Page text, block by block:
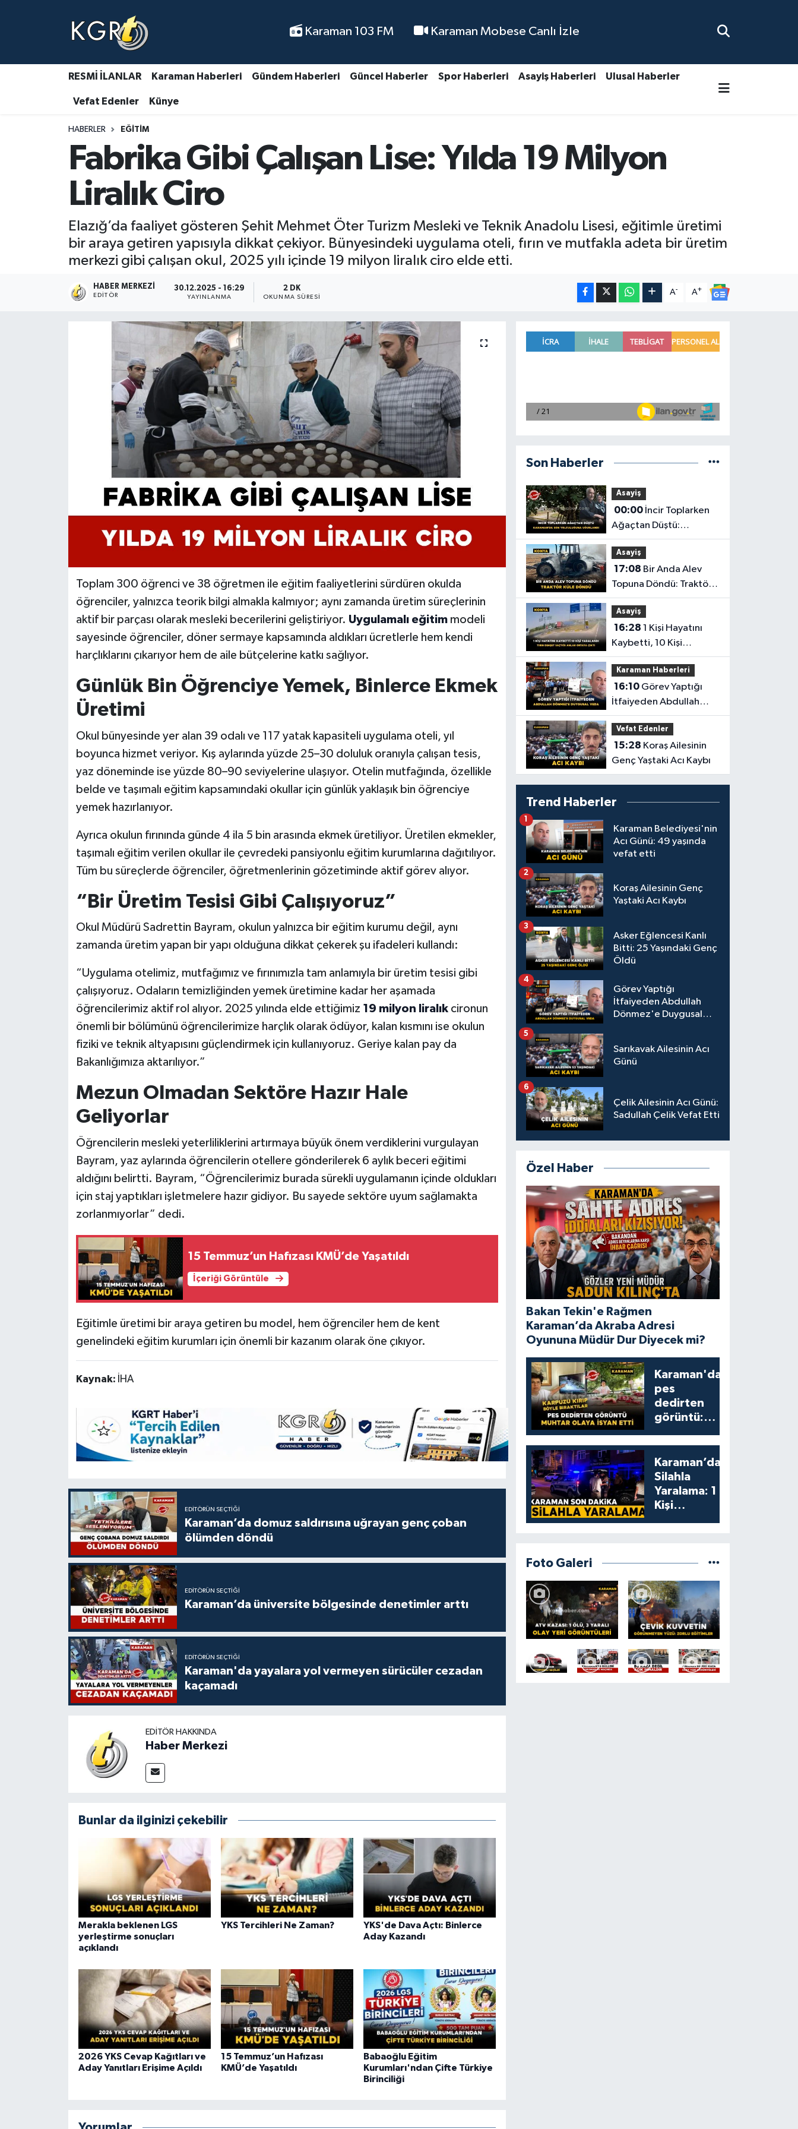
Karaman 103 FM Karaman Mobese Canlı İzle
RESMİ İLANLAR Karaman Haberleri Gündem Haberleri Güncel Haberler Spor Haberleri Asayiş Haberleri Ulusal Haberler
Vefat Edenler Künye
HABERLER EĞITIM
Fabrika Gibi Çalışan Lise: Yılda 19 Milyon
Liralık Ciro
Elazığ’da faaliyet gösteren Şehit Mehmet Öter Turizm Mesleki ve Teknik Anadolu Lisesi, eğitimle üretimi
bir araya getiren yapısıyla dikkat çekiyor. Bünyesindeki uygulama oteli, fırın ve mutfakla adeta bir üretim
merkezi gibi çalışan okul, 2025 yılı içinde 19 milyon liralık ciro elde etti.
HABER MERKEZI
EDITÖR
30.12.2025 - 16:29
YAYINLANMA
2 DK
OKUNMA SÜRESI
A- A+
Toplam 300 öğrenci ve 38 öğretmen ile eğitim faaliyetlerini sürdüren okulda
öğrenciler, yalnızca teorik bilgi almakla kalmıyor; aynı zamanda üretim süreçlerinin
aktif bir parçası olarak mesleki becerilerini geliştiriyor. Uygulamalı eğitimmodeli
sayesinde öğrenciler, döner sermaye kapsamında aldıkları ücretlerle hem kendi
harçlıklarını çıkarıyor hem de aile bütçelerine katkı sağlıyor.
Günlük Bin Öğrenciye Yemek, Binlerce Ekmek
Üretimi
Okul bünyesinde yer alan 39 odalı ve 117 yatak kapasiteli uygulama oteli, yıl
boyunca hizmet veriyor. Kış aylarında yüzde 25–30 doluluk oranıyla çalışan tesis,
yaz döneminde ise yüzde 80–90 seviyelerine ulaşıyor. Otelin mutfağında, özellikle
belde ve taşımalı eğitim kapsamındaki okullar için günlük yaklaşık bin öğrenciye
yemek hazırlanıyor.
Ayrıca okulun fırınında günde 4 ila 5 bin arasında ekmek üretiliyor. Üretilen ekmekler,
taşımalı eğitim verilen okullar ile çevredeki pansiyonlu eğitim kurumlarına dağıtılıyor.
Tüm bu süreçlerde öğrenciler, öğretmenlerinin gözetiminde aktif görev alıyor.
“Bir Üretim Tesisi Gibi Çalışıyoruz”
Okul Müdürü Sadrettin Bayram, okulun yalnızca bir eğitim kurumu değil, aynı
zamanda üretim yapan bir yapı olduğuna dikkat çekerek şu ifadeleri kullandı:
“Uygulama otelimiz, mutfağımız ve fırınımızla tam anlamıyla bir üretim tesisi gibi
çalışıyoruz. Odaların temizliğinden yemek üretimine kadar her aşamada
öğrencilerimiz aktif rol alıyor. 2025 yılında elde ettiğimiz 19 milyon liralıkcironun
önemli bir bölümünü öğrencilerimize harçlık olarak ödüyor, kalan kısmını ise okulun
fiziki ve teknik altyapısını güçlendirmek için kullanıyoruz. Geriye kalan pay da
Bakanlığımıza aktarılıyor.”
Mezun Olmadan Sektöre Hazır Hale
Geliyorlar
Öğrencilerin mesleki yeterliliklerini artırmaya büyük önem verdiklerini vurgulayan
Bayram, yaz aylarında öğrencilerin otellere gönderilerek 6 aylık beceri eğitimi
aldığını belirtti. Bayram, “Öğrencilerimiz burada sürekli uygulamanın içinde oldukları
için staj yaptıkları işletmelere hazır gidiyor. Bu sayede sektöre uyum sağlamakta
zorlanmıyorlar” dedi.
15 Temmuz’un Hafızası KMÜ’de Yaşatıldı
İçeriği Görüntüle
Eğitimle üretimi bir araya getiren bu model, hem öğrenciler hem de kent
genelindeki eğitim kurumları için önemli bir kazanım olarak öne çıkıyor.
Kaynak: İHA
EDITÖRÜN SEÇTIĞI
Karaman’da domuz saldırısına uğrayan genç çoban
ölümden döndü
EDITÖRÜN SEÇTIĞI
Karaman’da üniversite bölgesinde denetimler arttı
EDITÖRÜN SEÇTIĞI
Karaman'da yayalara yol vermeyen sürücüler cezadan
kaçamadı
EDITÖR HAKKINDA
Haber Merkezi
Bunlar da ilginizi çekebilir
Merakla beklenen LGS
yerleştirme sonuçları
açıklandı
YKS Tercihleri Ne Zaman?
YKS'de Dava Açtı: Binlerce
Aday Kazandı
2026 YKS Cevap Kağıtları ve
Aday Yanıtları Erişime Açıldı
15 Temmuz’un Hafızası
KMÜ’de Yaşatıldı
Babaoğlu Eğitim
Kurumları'ndan Çifte Türkiye
Birinciliği
Son Haberler
Asayiş
00:00İncir Toplarken
Ağaçtan Düştü:
Karaman'da Son
Yolculuğuna Uğurlandı
Asayiş
17:08
Topuna Döndü: Traktör
Küle Döndü
Asayiş
16:28
Kaybetti, 10 Kişi
Yaralandı! Tırın Dehşet
Saçtığı Anlar Ortaya
Çıktı
Karaman Haberleri
16:10Görev Yaptığı
İtfaiyeden Abdullah
Dönmez'e Duygusal
Veda
Vefat Edenler
15:28
Genç Yaştaki Acı Kaybı
Trend Haberler
Karaman Belediyesi'nin
Acı Günü: 49 yaşında
vefat etti
1
Koraş Ailesinin Genç
Yaştaki Acı Kaybı
2
Asker Eğlencesi Kanlı
Bitti: 25 Yaşındaki Genç
Öldü
3
Görev Yaptığı
İtfaiyeden Abdullah
Dönmez'e Duygusal
4
Sarıkavak Ailesinin Acı
Günü
5
Çelik Ailesinin Acı Günü:
Sadullah Çelik Vefat Etti
6
Özel Haber
Bakan Tekin'e Rağmen
Karaman’da Akraba Adresi
Oyununa Müdür Dur Diyecek mi?
Karaman'da
pes
dedirten
görüntü:
yumruklayıp
yediler,
artıklarını
kamelyada
bıraktılar
Karaman’da
Silahla
Yaralama: 1
Kişi
Foto Galeri
Karaman Haberleri
Gündem Haberleri
Güncel Haberler
Asayiş Haberleri
Ulusal Haberler
Vefat Edenler